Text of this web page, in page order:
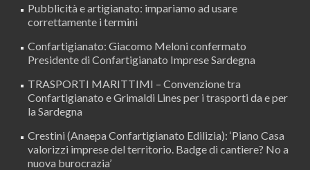
Pubblicità e artigianato: impariamo ad usare
correttamente i termini
Confartigianato: Giacomo Meloni confermato
Presidente di Confartigianato Imprese Sardegna
TRASPORTI MARITTIMI – Convenzione tra
Confartigianato e Grimaldi Lines per i trasporti da e per
la Sardegna
Crestini (Anaepa Confartigianato Edilizia): ‘Piano Casa
valorizzi imprese del territorio. Badge di cantiere? No a
nuova burocrazia’